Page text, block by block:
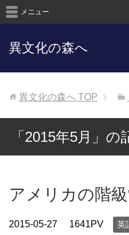
異文化の森へ
メニュー
異文化の森へ TOP
「2015年5月」の
アメリカの階
2015-05-27 1641PV 英